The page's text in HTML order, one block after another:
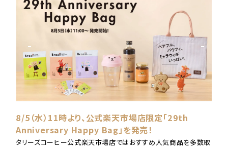
8/5（水）11時より、公式楽天市場店限定「29th
Anniversary Happy Bag」を発売！
タリーズコーヒー公式楽天市場店ではおすすめ人気商品を多数取